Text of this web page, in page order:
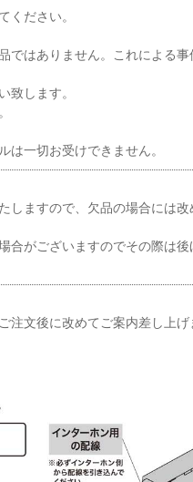
ください。
はありません。これによる
致します。
一切お受けできません。
ますので、欠品の場合には
がございますのでその際は後
文後に改めてご案内差し上げ